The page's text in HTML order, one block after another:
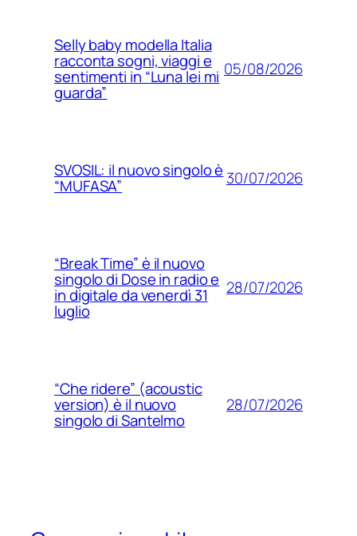
Selly baby modella Italia
racconta sogni, viaggi e
sentimenti in “Luna lei mi
guarda”
05/08/2026
SVOSIL: il nuovo singolo è
“MUFASA” 30/07/2026
“Break Time” è il nuovo
singolo di Dose in radio e
in digitale da venerdì 31
luglio
28/07/2026
“Che ridere” (acoustic
version) è il nuovo
singolo di Santelmo
28/07/2026